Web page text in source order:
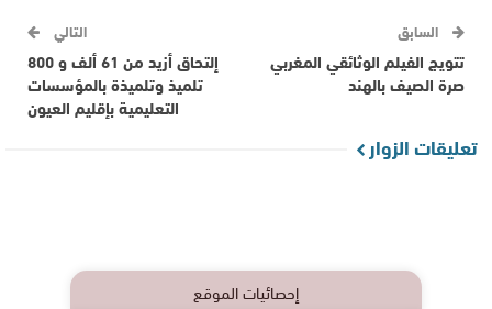
السابق
تتويج الفيلم الوثائقي المغربي
صرة الصيف بالهند
التالي
إلتحاق أزيد من 61 ألف و 800
تلميذ وتلميذة بالمؤسسات
التعليمية بإقليم العيون
تعليقات الزوار
إحصائيات الموقع